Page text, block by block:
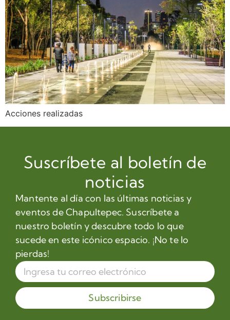
Acciones realizadas
Suscríbete al boletín de
noticias
Mantente al día con las últimas noticias y
eventos de Chapultepec. Suscríbete a
nuestro boletín y descubre todo lo que
sucede en este icónico espacio. ¡No te lo
pierdas!
Subscribirse